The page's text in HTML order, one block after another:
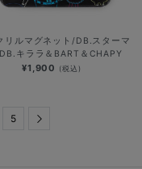
リルマグネット/DB.スターマ
キララ＆BART＆CHAPY
¥1,900 (税込)
5